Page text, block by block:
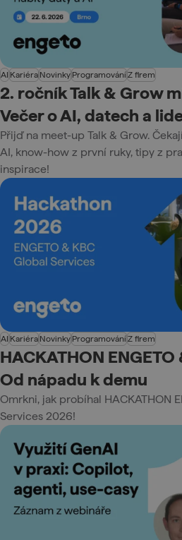
AI Kariéra Novinky ProgramováníZ firem
2. ročník Talk & Grow
Večer o AI, datech a
Přijď na meet-up Talk & Grow.
AI, know-how z první ruky, tipy z
inspirace!
AI Kariéra Novinky ProgramováníZ firem
HACKATHON
Od nápadu k demu
Omrkni, jak probíhal HACKATHON
Services 2026!